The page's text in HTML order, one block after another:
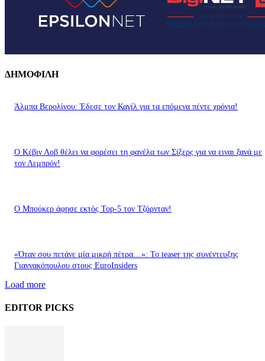
ΔΗΜΟΦΙΛΗ
Άλμπα Βερολίνου: Έδεσε τον Καγίλ για τα επόμενα πέντε χρόνια!
Ο Κέβιν Λοβ θέλει να φορέσει τη φανέλα των Σίξερς για να ειναι ξανά με
τον Λεμπρόν!
Ο Μπούκερ άφησε εκτός Top-5 τον Τζόρνταν!
«Όταν σου πετάνε μία μικρή πέτρα…»: Το teaser της συνέντευξης
Γιαννακόπουλου στους EuroInsiders
Load more
EDITOR PICKS